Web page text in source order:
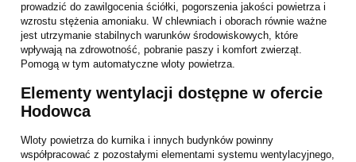
prowadzić do zawilgocenia ściółki, pogorszenia jakości powietrza i
wzrostu stężenia amoniaku. W chlewniach i oborach równie ważne
jest utrzymanie stabilnych warunków środowiskowych, które
wpływają na zdrowotność, pobranie paszy i komfort zwierząt.
Pomogą w tym automatyczne wloty powietrza.
Elementy wentylacji dostępne w ofercie
Hodowca
Wloty powietrza do kurnika i innych budynków powinny
współpracować z pozostałymi elementami systemu wentylacyjnego,